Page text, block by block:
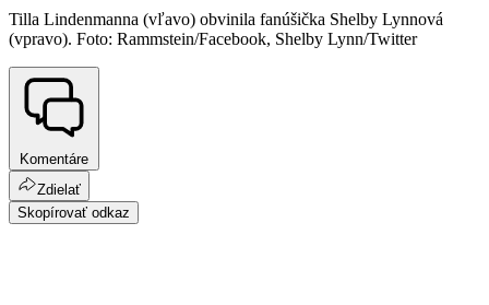
Tilla Lindenmanna (vľavo) obvinila fanúšička Shelby Lynnová
(vpravo). Foto: Rammstein/Facebook, Shelby Lynn/Twitter
Komentáre
Zdielať
Skopírovať odkaz